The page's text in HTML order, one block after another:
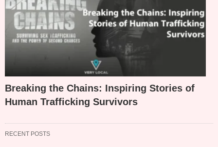
Breaking the Chains: Inspiring Stories of
Human Trafficking Survivors
RECENT POSTS